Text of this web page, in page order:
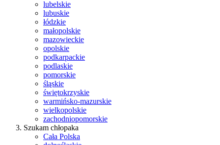
lubelskie
lubuskie
łódzkie
małopolskie
mazowieckie
opolskie
podkarpackie
podlaskie
pomorskie
śląskie
świętokrzyskie
warmińsko-mazurskie
wielkopolskie
zachodniopomorskie
Szukam chłopaka
Cała Polska